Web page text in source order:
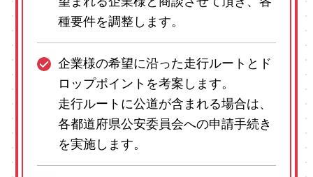
種要件を調整します。
企業様の希望に沿った走行ルートとド
ロップポイントを考案します。
走行ルートに公道が含まれる場合は、
各都道府県公安委員会への申請手続き
を実施します。